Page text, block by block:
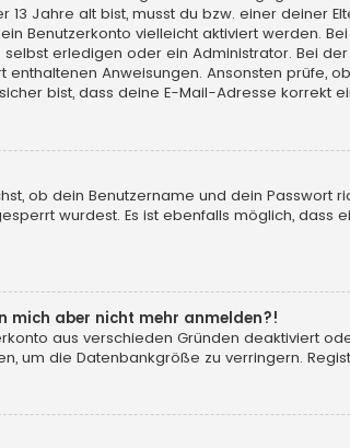
Jahre alt bist, musst du bzw. einer deiner
Benutzerkonto vielleicht aktiviert werden.
erledigen oder ein Administrator. Bei
enthaltenen Anweisungen. Ansonsten prüfe,
bist, dass deine E-Mail-Adresse korrekt
ob dein Benutzername und dein Passwort
wurdest. Es ist ebenfalls möglich,
mich aber nicht mehr anmelden?!
aus verschieden Gründen deaktiviert
um die Datenbankgröße zu verringern.